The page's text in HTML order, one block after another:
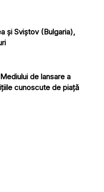
şi Sviştov (Bulgaria),
de lansare a
cunoscute de piață